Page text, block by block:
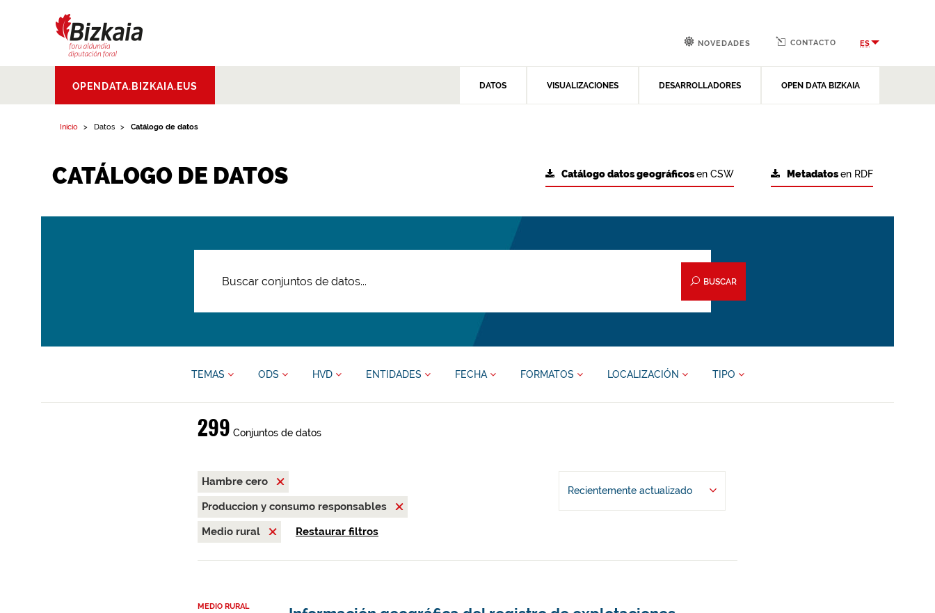
Aldundia.Diputacion
Foral de Bizkaia
OPENDATA.BIZKAIA.EUS DATOS VISUALIZACIONES DESARROLLADORES OPEN DATA BIZKAIA
NOVEDADES CONTACTO ES
Inicio Datos Catálogo de datos
CATÁLOGO DE DATOS Metadatosen RDF
Catálogo datos geográficosen CSW
BUSCAR
TEMAS ODS HVD ENTIDADES FECHA FORMATOS LOCALIZACIÓN TIPO
299 Conjuntos de datos
Hambre cero
Produccion y consumo responsables
Medio rural
Restaurar filtros
Recientemente actualizado
MEDIO RURAL